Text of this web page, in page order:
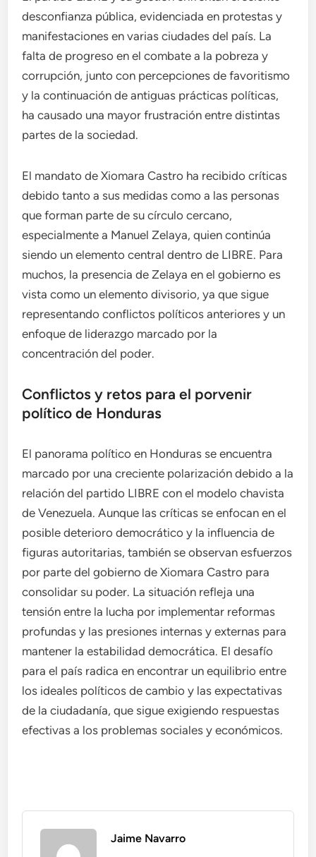
desconfianza pública, evidenciada en protestas y
manifestaciones en varias ciudades del país. La
falta de progreso en el combate a la pobreza y
corrupción, junto con percepciones de favoritismo
y la continuación de antiguas prácticas políticas,
ha causado una mayor frustración entre distintas
partes de la sociedad.
El mandato de Xiomara Castro ha recibido críticas
debido tanto a sus medidas como a las personas
que forman parte de su círculo cercano,
especialmente a Manuel Zelaya, quien continúa
siendo un elemento central dentro de LIBRE. Para
muchos, la presencia de Zelaya en el gobierno es
vista como un elemento divisorio, ya que sigue
representando conflictos políticos anteriores y un
enfoque de liderazgo marcado por la
concentración del poder.
Conflictos y retos para el porvenir
político de Honduras
El panorama político en Honduras se encuentra
marcado por una creciente polarización debido a la
relación del partido LIBRE con el modelo chavista
de Venezuela. Aunque las críticas se enfocan en el
posible deterioro democrático y la influencia de
figuras autoritarias, también se observan esfuerzos
por parte del gobierno de Xiomara Castro para
consolidar su poder. La situación refleja una
tensión entre la lucha por implementar reformas
profundas y las presiones internas y externas para
mantener la estabilidad democrática. El desafío
para el país radica en encontrar un equilibrio entre
los ideales políticos de cambio y las expectativas
de la ciudadanía, que sigue exigiendo respuestas
efectivas a los problemas sociales y económicos.
Jaime Navarro